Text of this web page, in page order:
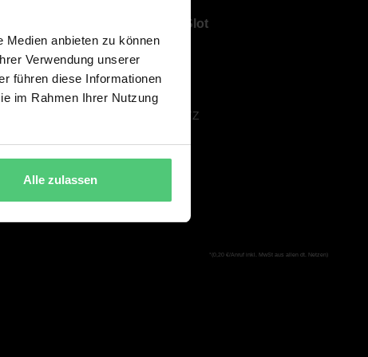
Medien anbieten zu können
Verwendung unserer
führen diese Informationen
im Rahmen Ihrer Nutzung
Alle zulassen
Über ShowSlot
KARRIERE
AGB
DATENSCHUTZ
*(0,20 €/Anruf inkl. MwSt aus allen dt. Netzen)